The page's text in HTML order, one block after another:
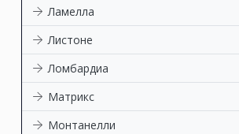
Ламелла
Листоне
Ломбардиа
Матрикс
Монтанелли